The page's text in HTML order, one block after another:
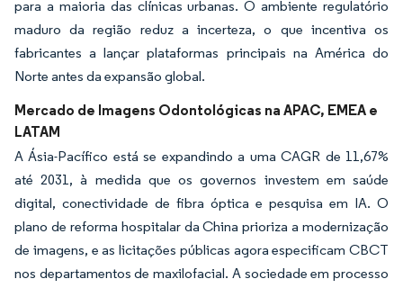
para a maioria das clínicas urbanas. O ambiente regulatório
maduro da região reduz a incerteza, o que incentiva os
fabricantes a lançar plataformas principais na América do
Norte antes da expansão global.
Mercado de Imagens Odontológicas na APAC, EMEA e
LATAM
A Ásia-Pacífico está se expandindo a uma CAGR de 11,67%
até 2031, à medida que os governos investem em saúde
digital, conectividade de fibra óptica e pesquisa em IA. O
plano de reforma hospitalar da China prioriza a modernização
de imagens, e as licitações públicas agora especificam CBCT
nos departamentos de maxilofacial. A sociedade em processo